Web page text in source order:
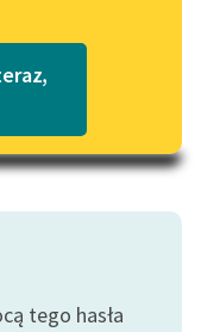
w formacie PDF
tego hasła